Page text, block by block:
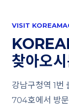
VISIT
찾아오
강남구청역 1번
704호에서 방